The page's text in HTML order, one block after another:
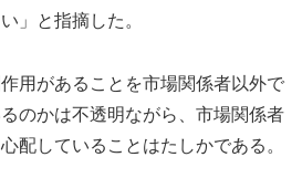
」と指摘した。
用があることを市場関係者以外で
のかは不透明ながら、市場関係者
配していることはたしかである。